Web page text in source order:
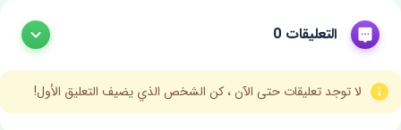
التعليقات 0
لا توجد تعليقات حتى الآن ، كن الشخص الذي يضيف التعليق الأول!